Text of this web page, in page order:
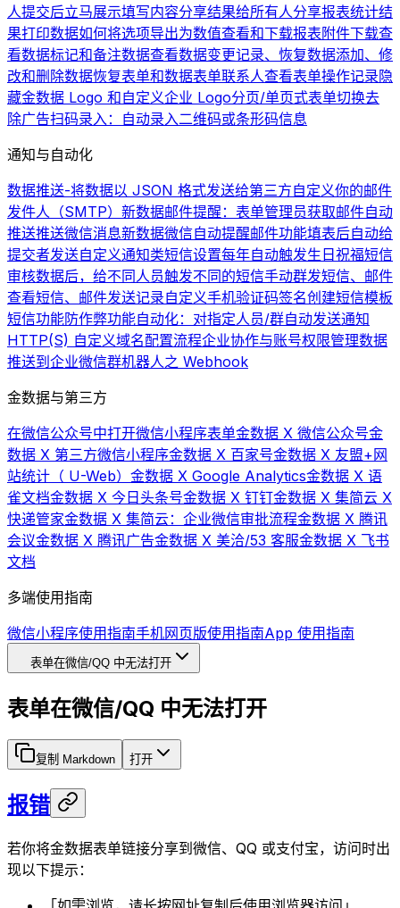
人提交后立马展示填写内容分享结果给所有人分享报表统计结
果打印数据如何将选项导出为数值查看和下载报表附件下载查
看数据标记和备注数据查看数据变更记录、恢复数据添加、修
改和删除数据恢复表单和数据表单联系人查看表单操作记录隐
藏金数据 Logo 和自定义企业 Logo分页/单页式表单切换去
除广告扫码录入：自动录入二维码或条形码信息
通知与自动化
数据推送-将数据以 JSON 格式发送给第三方自定义你的邮件
发件人（SMTP） 新数据邮件提醒：表单管理员获取邮件自动
推送推送微信消息新数据微信自动提醒邮件功能填表后自动给
提交者发送自定义通知类短信设置每年自动触发生日祝福短信
审核数据后，给不同人员触发不同的短信手动群发短信、邮件
查看短信、邮件发送记录自定义手机验证码签名创建短信模板
短信功能防作弊功能自动化：对指定人员/群自动发送通知
HTTP(S) 自定义域名配置流程企业协作与账号权限管理数据
推送到企业微信群机器人之 Webhook
金数据与第三方
在微信公众号中打开微信小程序表单金数据 X 微信公众号金
数据 X 第三方微信小程序金数据 X 百家号金数据 X 友盟+网
站统计（ U-Web） 金数据 X Google Analytics金数据 X 语
雀文档金数据 X 今日头条号金数据 X 钉钉金数据 X 集简云 X
快递管家金数据 X 集简云：企业微信审批流程金数据 X 腾讯
会议金数据 X 腾讯广告金数据 X 美洽/53 客服金数据 X 飞书
文档
多端使用指南
微信小程序使用指南手机网页版使用指南App 使用指南
表单在微信/QQ 中无法打开
表单在微信/QQ 中无法打开
复制 Markdown 打开
报错
若你将金数据表单链接分享到微信、QQ 或支付宝，访问时出
现以下提示：